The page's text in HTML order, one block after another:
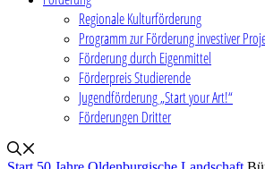
Regionale Kulturförderung
Programm zur Förderung investiver
Förderung durch Eigenmittel
Förderpreis Studierende
Jugendförderung „Start your Art!“
Förderungen Dritter